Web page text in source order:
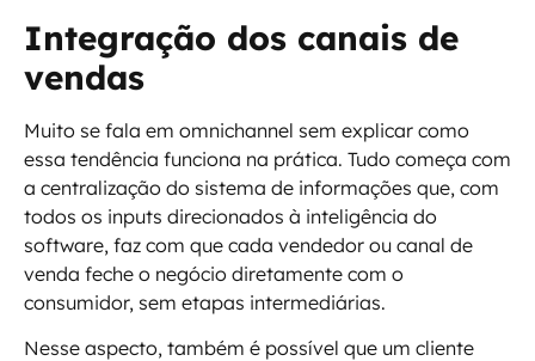
Integração dos canais de
vendas
Muito se fala em omnichannel sem explicar como
essa tendência funciona na prática. Tudo começa com
a centralização do sistema de informações que, com
todos os inputs direcionados à inteligência do
software, faz com que cada vendedor ou canal de
venda feche o negócio diretamente com o
consumidor, sem etapas intermediárias.
Nesse aspecto, também é possível que um cliente